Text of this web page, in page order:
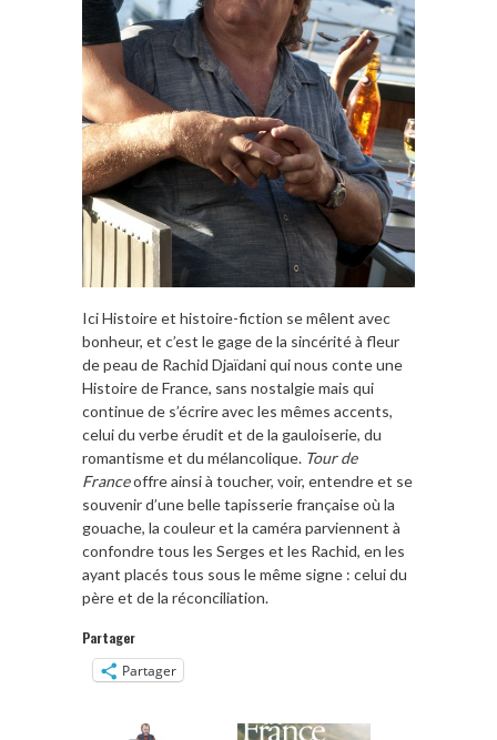
Ici Histoire et histoire-fiction se mêlent avec
bonheur, et c’est le gage de la sincérité à fleur
de peau de Rachid Djaïdani qui nous conte une
Histoire de France, sans nostalgie mais qui
continue de s’écrire avec les mêmes accents,
celui du verbe érudit et de la gauloiserie, du
romantisme et du mélancolique. Tour de
Franceoffre ainsi à toucher, voir, entendre et se
souvenir d’une belle tapisserie française où la
gouache, la couleur et la caméra parviennent à
confondre tous les Serges et les Rachid, en les
ayant placés tous sous le même signe : celui du
père et de la réconciliation.
Partager
Partager